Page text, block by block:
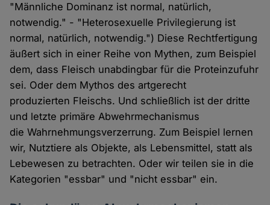
"Männliche Dominanz ist normal, natürlich,
notwendig." - "Heterosexuelle Privilegierung ist
normal, natürlich, notwendig.") Diese Rechtfertigung
äußert sich in einer Reihe von Mythen, zum Beispiel
dem, dass Fleisch unabdingbar für die Proteinzufuhr
sei. Oder dem Mythos des artgerecht
produzierten Fleischs. Und schließlich ist der dritte
und letzte primäre Abwehrmechanismus
die Wahrnehmungsverzerrung. Zum Beispiel lernen
wir, Nutztiere als Objekte, als Lebensmittel, statt als
Lebewesen zu betrachten. Oder wir teilen sie in die
Kategorien "essbar" und "nicht essbar" ein.